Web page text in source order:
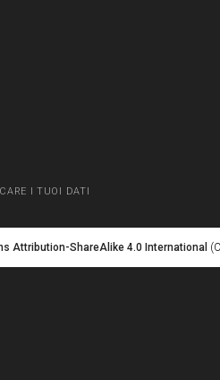
I TUOI DATI
Attribution-ShareAlike 4.0 International